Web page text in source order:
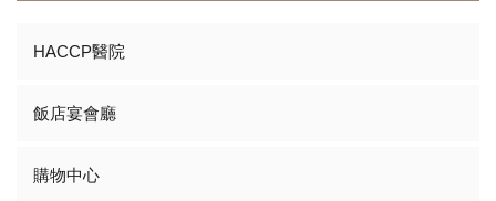
HACCP醫院
飯店宴會廳
購物中心